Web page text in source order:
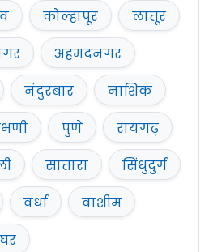
कोल्हापूर
लातूर
अहमदनगर
नंदुरबार
नाशिक
पुणे
रायगढ़
सातारा
सिंधुदुर्ग
वर्धा
वाशीम